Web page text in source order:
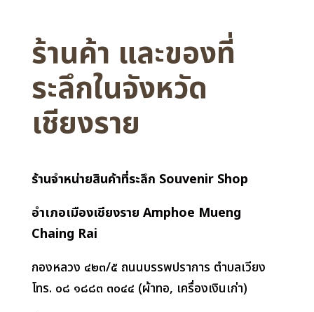
ร้านค้า และของที่
ระลึกในจังหวัด
เชียงราย
ร้านจำหน่ายสินค้าที่ระลึก Souvenir Shop
อำเภอเมืองเชียงราย Amphoe Mueng
Chaing Rai
กองหลวง ๔๒๓/๕ ถนนบรรพปราการ ตำบลเวียง
โทร. ๐๘ ๑๘๘๓ ๓๐๔๔ (ผ้าทอ, เครื่องเงินเก่า)